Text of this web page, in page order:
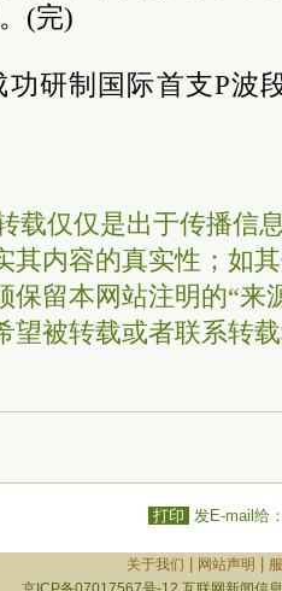
(完)
功研制国际首支P波
载仅仅是出于传播信
其内容的真实性；如
保留本网站注明的“来
望被转载或者联系转
打印 发E-mail给
关于我们 网站声明